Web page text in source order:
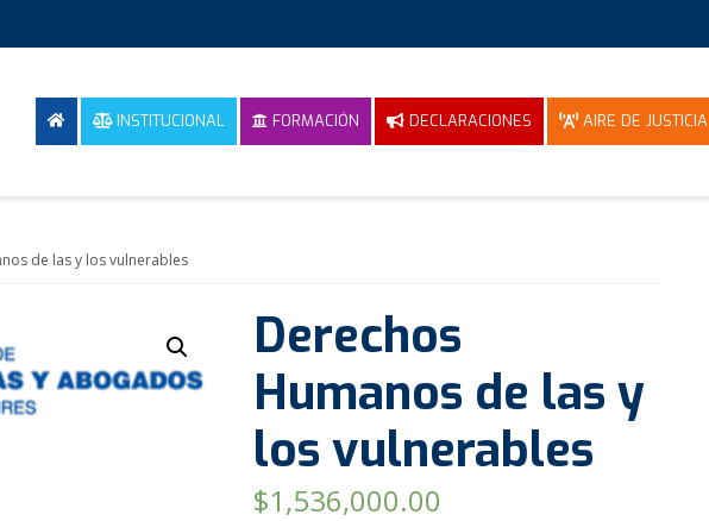
INSTITUCIONAL FORMACIÓN DECLARACIONES AIRE DE JUSTICIA
de las y los vulnerables
Derechos
Humanos de las y
los vulnerables
$1,536,000.00